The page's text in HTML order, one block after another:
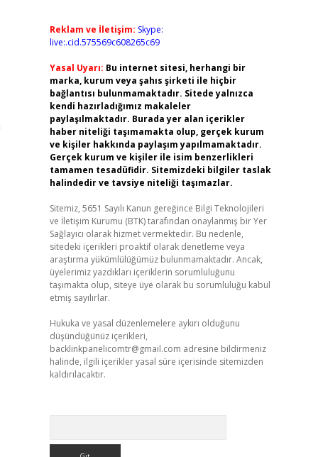
Reklam ve İletişim: Skype:
live:.cid.575569c608265c69
Yasal Uyarı: Bu internet sitesi, herhangi bir
marka, kurum veya şahıs şirketi ile hiçbir
bağlantısı bulunmamaktadır. Sitede yalnızca
kendi hazırladığımız makaleler
paylaşılmaktadır. Burada yer alan içerikler
haber niteliği taşımamakta olup, gerçek kurum
ve kişiler hakkında paylaşım yapılmamaktadır.
Gerçek kurum ve kişiler ile isim benzerlikleri
tamamen tesadüfidir. Sitemizdeki bilgiler taslak
halindedir ve tavsiye niteliği taşımazlar.
Sitemiz, 5651 Sayılı Kanun gereğince Bilgi Teknolojileri
ve İletişim Kurumu (BTK) tarafından onaylanmış bir Yer
Sağlayıcı olarak hizmet vermektedir. Bu nedenle,
sitedeki içerikleri proaktif olarak denetleme veya
araştırma yükümlülüğümüz bulunmamaktadır. Ancak,
üyelerimiz yazdıkları içeriklerin sorumluluğunu
taşımakta olup, siteye üye olarak bu sorumluluğu kabul
etmiş sayılırlar.
Hukuka ve yasal düzenlemelere aykırı olduğunu
düşündüğünüz içerikleri,
backlinkpanelicomtr@gmail.com adresine bildirmeniz
halinde, ilgili içerikler yasal süre içerisinde sitemizden
kaldırılacaktır.